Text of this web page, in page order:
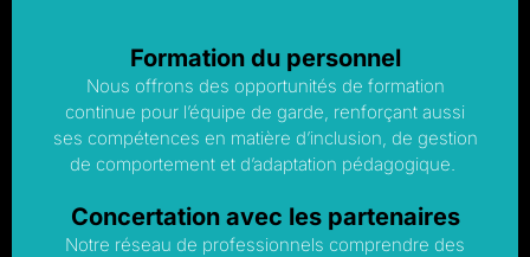
Formation du personnel
Nous offrons des opportunités de formation
continue pour l’équipe de garde, renforçant aussi
ses compétences en matière d’inclusion, de gestion
de comportement et d’adaptation pédagogique.
Concertation avec les partenaires
Notre réseau de professionnels comprendre des